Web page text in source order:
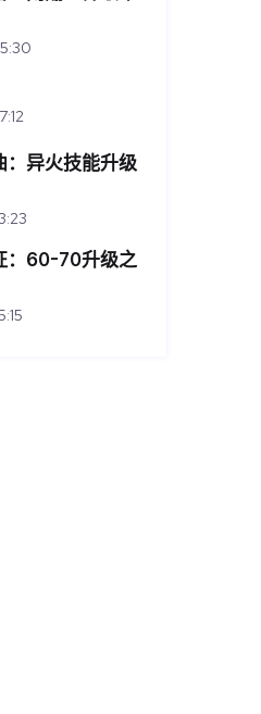
：异火技能升级
：60-70升级之